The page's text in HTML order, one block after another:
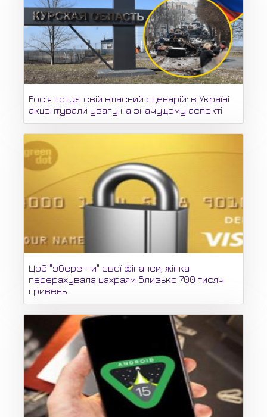
Росія готує свій власний сценарій: в Україні
акцентували увагу на значущому аспекті.
Щоб "зберегти" свої фінанси, жінка
перерахувала шахраям близько 700 тисяч
гривень.